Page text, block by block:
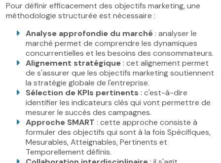
Pour définir efficacement des objectifs marketing, une
méthodologie structurée est nécessaire :
Analyse approfondie du marché: analyser le
marché permet de comprendre les dynamiques
concurrentielles et les besoins des consommateurs.
Alignement stratégique: cet alignement permet
de s'assurer que les objectifs marketing soutiennent
la stratégie globale de l'entreprise.
Sélection de KPIs pertinents : c'est-à-dire
identifier les indicateurs clés qui vont permettre de
mesurer le succès des campagnes.
Approche SMART : cette approche consiste à
formuler des objectifs qui sont à la fois Spécifiques,
Mesurables, Atteignables, Pertinents et
Temporellement définis.